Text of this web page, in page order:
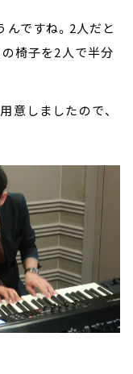
んですね。2人だと
椅子を2人で半分
意しましたので、